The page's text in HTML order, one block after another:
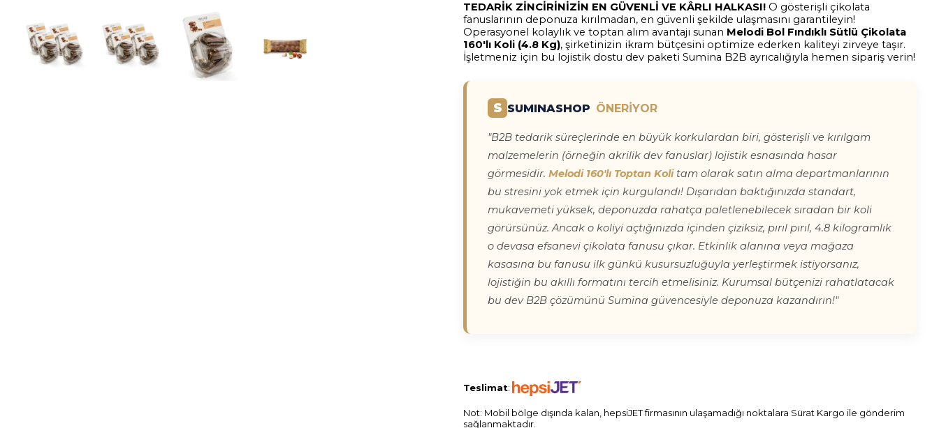
TEDARİK ZİNCİRİNİZİN EN GÜVENLİ VE KÂRLI HALKASI! O gösterişli çikolata
fanuslarının deponuza kırılmadan, en güvenli şekilde ulaşmasını garantileyin!
Operasyonel kolaylık ve toptan alım avantajı sunan Melodi Bol Fındıklı Sütlü Çikolata
160'lı Koli (4.8 Kg), şirketinizin ikram bütçesini optimize ederken kaliteyi zirveye taşır.
İşletmeniz için bu lojistik dostu dev paketi Sumina B2B ayrıcalığıyla hemen sipariş verin!
S SUMINASHOP ÖNERİYOR
"B2B tedarik süreçlerinde en büyük korkulardan biri, gösterişli ve kırılgam
malzemelerin (örneğin akrilik dev fanuslar) lojistik esnasında hasar
görmesidir. Melodi 160'lı Toptan Kolitam olarak satın alma departmanlarının
bu stresini yok etmek için kurgulandı! Dışarıdan baktığınızda standart,
mukavemeti yüksek, deponuzda rahatça paletlenebilecek sıradan bir koli
görürsünüz. Ancak o koliyi açtığınızda içinden çiziksiz, pırıl pırıl, 4.8 kilogramlık
o devasa efsanevi çikolata fanusu çıkar. Etkinlik alanına veya mağaza
kasasına bu fanusu ilk günkü kusursuzluğuyla yerleştirmek istiyorsanız,
lojistiğin bu akıllı formatını tercih etmelisiniz. Kurumsal bütçenizi rahatlatacak
bu dev B2B çözümünü Sumina güvencesiyle deponuza kazandırın!"
Teslimat:
Not: Mobil bölge dışında kalan, hepsiJET firmasının ulaşamadığı noktalara Sürat Kargo ile gönderim
sağlanmaktadır.